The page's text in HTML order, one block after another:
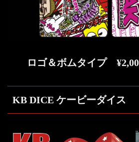
ロゴ＆ボムタイプ
KB DICE ケービーダイス